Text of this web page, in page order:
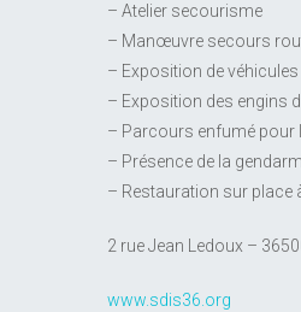
– Atelier secourisme
– Manœuvre secours
– Exposition de
– Exposition des engins
– Parcours enfumé pour
– Présence de la
– Restauration sur place
2 rue Jean Ledoux –
www.sdis36.org